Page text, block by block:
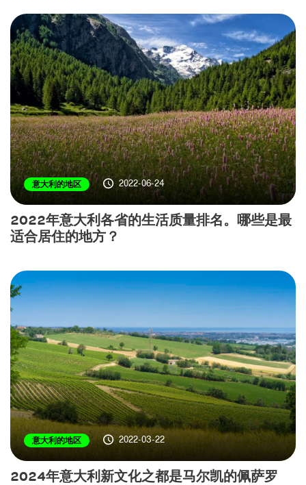
意大利的地区 2022-06-24
2022年意大利各省的生活质量排名。哪些是最
适合居住的地方？
意大利的地区 2022-03-22
2024年意大利新文化之都是马尔凯的佩萨罗